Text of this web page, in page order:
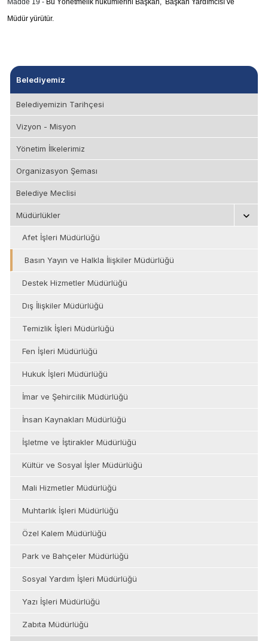
Belediyemiz
Belediyemizin Tarihçesi
Vizyon - Misyon
Yönetim İlkelerimiz
Organizasyon Şeması
Belediye Meclisi
Müdürlükler
Afet İşleri Müdürlüğü
Basın Yayın ve Halkla İlişkiler Müdürlüğü
Destek Hizmetler Müdürlüğü
Dış İlişkiler Müdürlüğü
Temizlik İşleri Müdürlüğü
Fen İşleri Müdürlüğü
Hukuk İşleri Müdürlüğü
İmar ve Şehircilik Müdürlüğü
İnsan Kaynakları Müdürlüğü
İşletme ve İştirakler Müdürlüğü
Kültür ve Sosyal İşler Müdürlüğü
Mali Hizmetler Müdürlüğü
Muhtarlık İşleri Müdürlüğü
Özel Kalem Müdürlüğü
Park ve Bahçeler Müdürlüğü
Sosyal Yardım İşleri Müdürlüğü
Yazı İşleri Müdürlüğü
Zabıta Müdürlüğü
Müdür yürütür.